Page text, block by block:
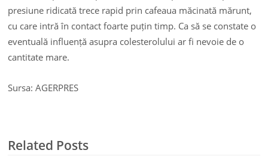
presiune ridicată trece rapid prin cafeaua măcinată mărunt,
cu care intră în contact foarte puțin timp. Ca să se constate o
eventuală influență asupra colesterolului ar fi nevoie de o
cantitate mare.
Sursa: AGERPRES
Related Posts